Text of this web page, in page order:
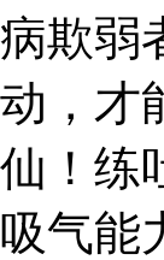
病欺弱
动，才
仙！练
吸气能